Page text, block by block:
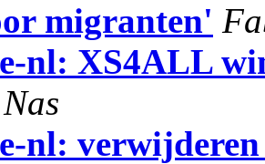
migranten'
nl: XS4ALL
nl: